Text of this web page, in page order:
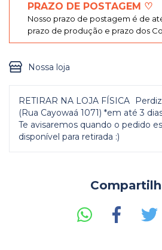
PRAZO DE POSTAGEM ♡
Nosso prazo de postagem é de
prazo de produção e prazo dos
Nossa loja
RETIRAR NA LOJA FÍSICA
(Rua Cayowaá 1071) *em até 3
Te avisaremos quando o pedido
disponível para retirada :)